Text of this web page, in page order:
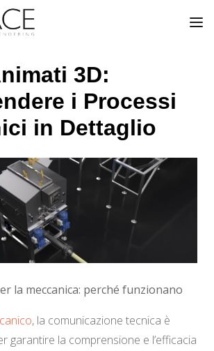
3D:
i Processi
in Dettaglio
la meccanica: perché funzionano
, la comunicazione tecnica è
garantire la comprensione e l’efficacia